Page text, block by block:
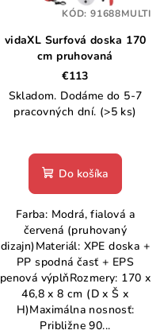
vidaXL Surfová doska 170
cm pruhovaná
€113
Skladom. Dodáme do 5-7
pracovných dní. (>5 ks)
Do košíka
Farba: Modrá, fialová a
červená (pruhovaný
dizajn)Materiál: XPE doska +
PP spodná časť + EPS
penová výplňRozmery: 170 x
46,8 x 8 cm (D x Š x
H)Maximálna nosnosť:
Približne 90...
KÓD: 91688MULTI